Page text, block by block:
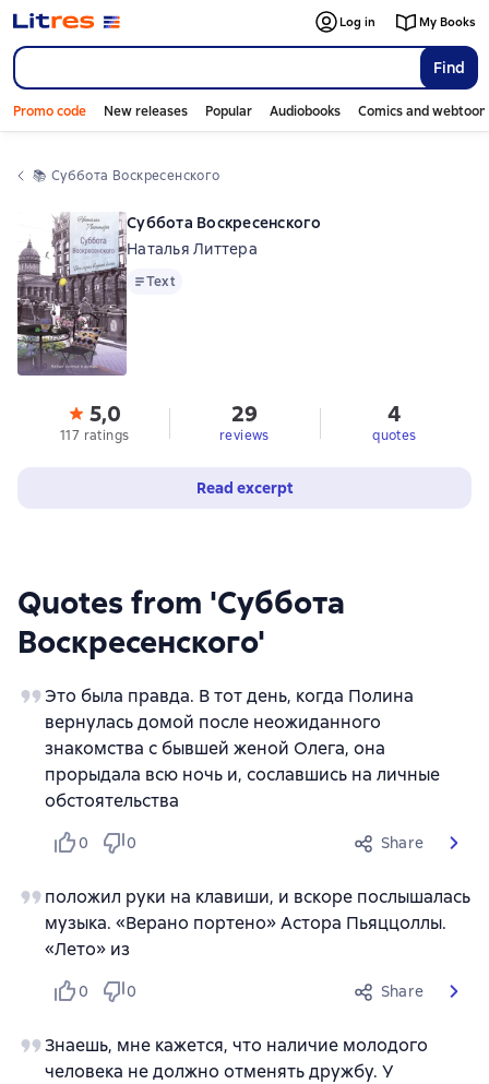
Find
Log in My Books
Promo code New releases Popular Audiobooks Comics and
📚 Суббота Воскресенского
Quotes from 'Суббота
Воскресенского'
Это была правда. В тот день, когда Полина
вернулась домой после неожиданного
знакомства с бывшей женой Олега, она
прорыдала всю ночь и, сославшись на личные
обстоятельства
0 0 Share
положил руки на клавиши, и вскоре послышалась
музыка. «Верано портено» Астора Пьяццоллы.
«Лето» из
0 0 Share
Знаешь, мне кажется, что наличие молодого
человека не должно отменять дружбу. У
Суббота Воскресенского
Наталья Литтера
TextText
5,0
117 ratings
29
reviews
4
quotes
Read excerpt